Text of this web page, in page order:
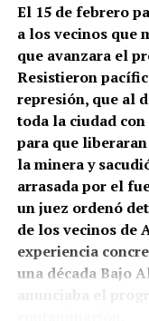
El 15 de febrero
a los vecinos que
que avanzara el
Resistieron
represión, que al
toda la ciudad
para que
la minera y
arrasada por el
un juez ordenó
de los vecinos de
experiencia
una década Bajo